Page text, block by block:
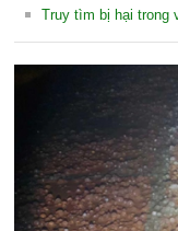
Truy tìm bị hại trong